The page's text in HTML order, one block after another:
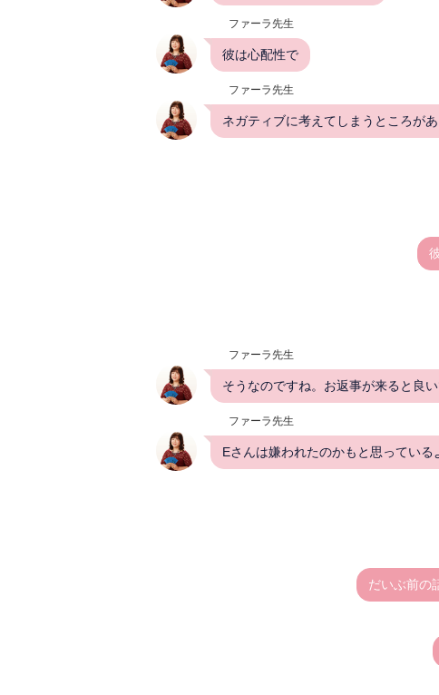
ファーラ先生
彼は心配性で
ファーラ先生
ネガティブに考えてしまうところが
ファーラ先生
そうなのですね。お返事が来ると良
ファーラ先生
Eさんは嫌われたのかもと思ってい
だいぶ前の